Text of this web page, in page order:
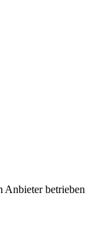
betrieben